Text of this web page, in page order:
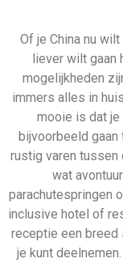
Of je China nu
liever wilt gaan
mogelijkheden
immers alles in
mooie is dat
bijvoorbeeld gaan
rustig varen tussen
wat
parachutespringen
inclusive hotel of
receptie een breed
je kunt